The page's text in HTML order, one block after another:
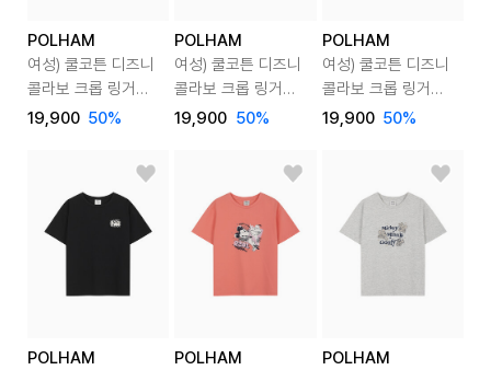
POLHAM
여성) 쿨코튼 디즈니
콜라보 크롭 링거
반팔티
19,900 50%
POLHAM
여성) 쿨코튼 디즈니
콜라보 크롭 링거
반팔티
19,900 50%
POLHAM
여성) 쿨코튼 디즈니
콜라보 크롭 링거
반팔티
19,900 50%
POLHAM
POLHAM
POLHAM